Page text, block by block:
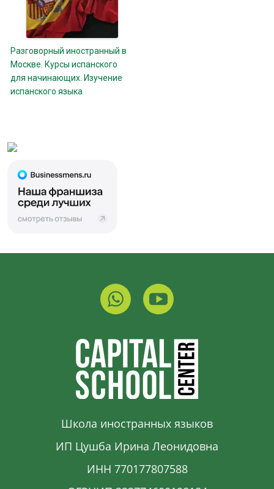
Разговорный иностранный в
Москве. Курсы испанского
для начинающих. Изучение
испанского языка
Школа иностранных языков
ИП Цушба Ирина Леонидовна
ИНН 770177807588